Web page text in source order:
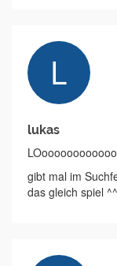
lukas
gibt mal im
das gleich spiel ^^